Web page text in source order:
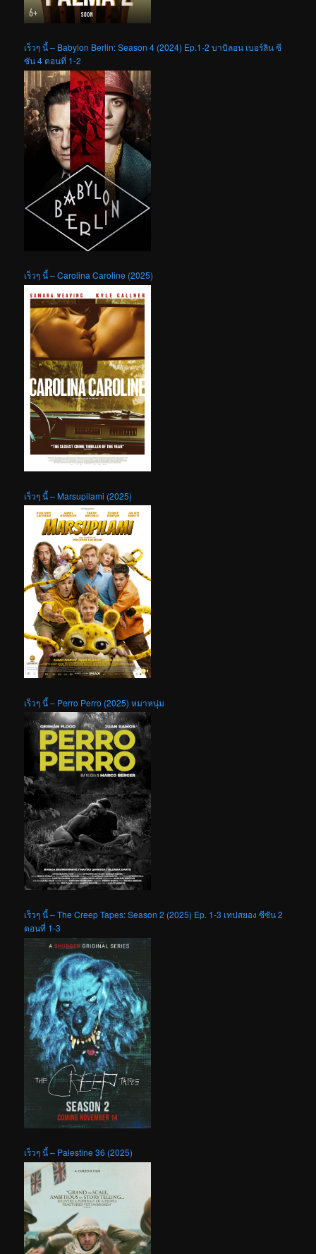
เร็วๆ นี้ – Babylon Berlin: Season 4 (2024) Ep.1-2 บาบิลอน เบอร์ลิน ซี
ซัน 4 ตอนที่ 1-2
เร็วๆ นี้ – Carolina Caroline (2025)
เร็วๆ นี้ – Marsupilami (2025)
เร็วๆ นี้ – Perro Perro (2025) หมาหนุ่ม
เร็วๆ นี้ – The Creep Tapes: Season 2 (2025) Ep. 1-3 เทปสยอง ซีซัน 2
ตอนที่ 1-3
เร็วๆ นี้ – Palestine 36 (2025)